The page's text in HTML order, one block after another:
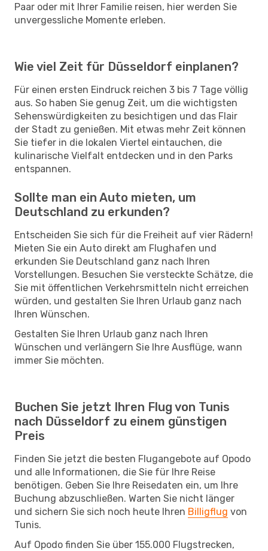
Paar oder mit Ihrer Familie reisen, hier werden Sie
unvergessliche Momente erleben.
Wie viel Zeit für Düsseldorf einplanen?
Für einen ersten Eindruck reichen 3 bis 7 Tage völlig
aus. So haben Sie genug Zeit, um die wichtigsten
Sehenswürdigkeiten zu besichtigen und das Flair
der Stadt zu genießen. Mit etwas mehr Zeit können
Sie tiefer in die lokalen Viertel eintauchen, die
kulinarische Vielfalt entdecken und in den Parks
entspannen.
Sollte man ein Auto mieten, um
Deutschland zu erkunden?
Entscheiden Sie sich für die Freiheit auf vier Rädern!
Mieten Sie ein Auto direkt am Flughafen und
erkunden Sie Deutschland ganz nach Ihren
Vorstellungen. Besuchen Sie versteckte Schätze, die
Sie mit öffentlichen Verkehrsmitteln nicht erreichen
würden, und gestalten Sie Ihren Urlaub ganz nach
Ihren Wünschen.
Gestalten Sie Ihren Urlaub ganz nach Ihren
Wünschen und verlängern Sie Ihre Ausflüge, wann
immer Sie möchten.
Buchen Sie jetzt Ihren Flug von Tunis
nach Düsseldorf zu einem günstigen
Preis
Finden Sie jetzt die besten Flugangebote auf Opodo
und alle Informationen, die Sie für Ihre Reise
benötigen. Geben Sie Ihre Reisedaten ein, um Ihre
Buchung abzuschließen. Warten Sie nicht länger
und sichern Sie sich noch heute Ihren Billigflug von
Tunis.
Auf Opodo finden Sie über 155.000 Flugstrecken,